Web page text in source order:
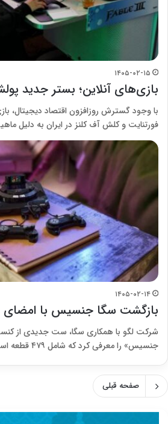
۱۴۰۵-۰۲-۱۵
بازی‌های آنلاین؛ بستر جدید
با وجود گسترش روزافزون اقتصاد دیجیتال،
فورتنایت و کلش آف کلنز در ایران به دلیل
۱۴۰۵-۰۲-۱۴
بازگشت سگا جنسیس با امضای
شرکت لگو با همکاری سگا، ست جدیدی از
جنسیس» را معرفی کرد که شامل ۴۷۹ قطعه است…
صفحه قبلی